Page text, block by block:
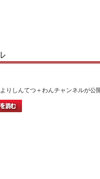
りしんてつ＋わんチャンネルが公